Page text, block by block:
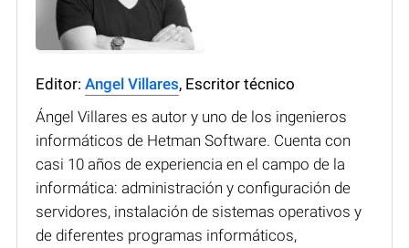
Editor: Angel Villares, Escritor técnico
Ángel Villares es autor y uno de los ingenieros
informáticos de Hetman Software. Cuenta con
casi 10 años de experiencia en el campo de la
informática: administración y configuración de
servidores, instalación de sistemas operativos y
de diferentes programas informáticos,